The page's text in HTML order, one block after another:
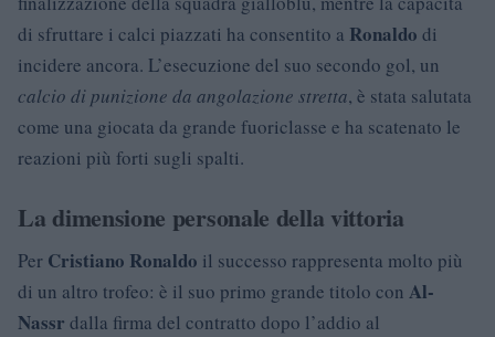
di sfruttare i calci piazzati ha consentito a Ronaldo di
incidere ancora. L’esecuzione del suo secondo gol, un
calcio di punizione da angolazione stretta, è stata salutata
come una giocata da grande fuoriclasse e ha scatenato le
reazioni più forti sugli spalti.
La dimensione personale della vittoria
Per Cristiano Ronaldo il successo rappresenta molto più
di un altro trofeo: è il suo primo grande titolo con Al-
Nassr dalla firma del contratto dopo l’addio al